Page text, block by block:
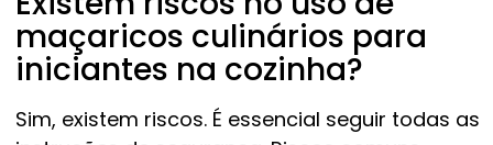
maçaricos culinários para
iniciantes na cozinha?
Sim, existem riscos. É essencial seguir todas as